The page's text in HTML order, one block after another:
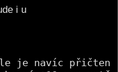
i u
je navíc